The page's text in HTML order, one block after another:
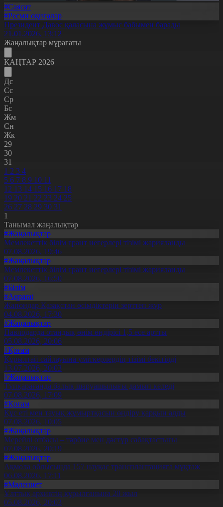
#Саясат
#Ресми оқиғалар
Президент Давос қаласына жұмыс бабымен барады
21.01.2026, 13:12
Жаңалықтар мұрағаты
ҚАҢТАР 2026
Дс
Сс
Ср
Бс
Жм
Сн
Жк
29
30
31
1 2 3 4
5 6 7 8 9 10 11
12 13 14 15 16 17 18
19 20 21 22 23 24 25
26 27 28 29 30 31
1
Танымал жаңалықтар
#Жаңалықтар
Мемлекеттік білім грант иегерлері тізімі жарияланды
07.08.2026, 19:46
#Жаңалықтар
Мемлекеттік білім грант иегерлері тізімі жарияланды
07.08.2026, 16:50
#Білім
#Aqparat
Жапондар Қазақстан өсімдіктерін зерттеп жүр
04.08.2026, 17:30
#Жаңалықтар
Павлодарда отандық өнім өндірісі 1,5 есе артты
05.08.2026, 20:06
#Қоғам
Құрылтай сайлауына үміткерлердің тізімі бекітілді
13.07.2026, 20:03
#Жаңалықтар
Түпқарағанда балық шаруашылығы дамып келеді
07.08.2026, 17:09
#Қоғам
Құс еті мен тауық жұмыртқасын өндіру қарқын алды
07.08.2026, 10:05
#Жаңалықтар
Мерейлі отбасы – тәрбие мен дәстүр сабақтастығы
07.08.2026, 20:19
#Жаңалықтар
Ақмола облысында 157 науқас трансплантацияға мұқтаж
06.08.2026, 17:11
#Мәдениет
Ұлттық архивтің құрылғанына 20 жыл
05.08.2026, 20:03